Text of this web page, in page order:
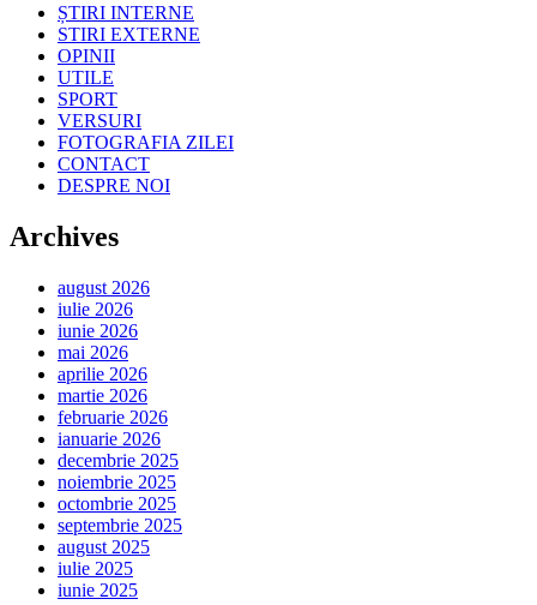
ȘTIRI INTERNE
STIRI EXTERNE
OPINII
UTILE
SPORT
VERSURI
FOTOGRAFIA ZILEI
CONTACT
DESPRE NOI
Archives
august 2026
iulie 2026
iunie 2026
mai 2026
aprilie 2026
martie 2026
februarie 2026
ianuarie 2026
decembrie 2025
noiembrie 2025
octombrie 2025
septembrie 2025
august 2025
iulie 2025
iunie 2025